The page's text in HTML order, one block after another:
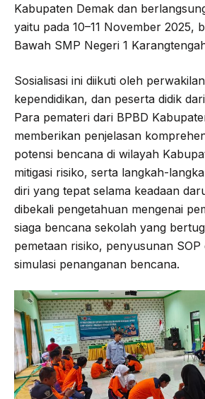
Kabupaten Demak dan
yaitu pada 10–11 November 2025,
Bawah SMP Negeri 1
Sosialisasi ini diikuti oleh
kependidikan, dan peserta didik
Para pemateri dari BPBD
memberikan penjelasan
potensi bencana di wilayah
mitigasi risiko, serta langkah-
diri yang tepat selama keadaan
dibekali pengetahuan mengenai
siaga bencana sekolah yang
pemetaan risiko, penyusunan SOP
simulasi penanganan bencana.